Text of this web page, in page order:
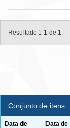
Resultado 1-1 de 1.
Conjunto de itens:
Data de
Data de